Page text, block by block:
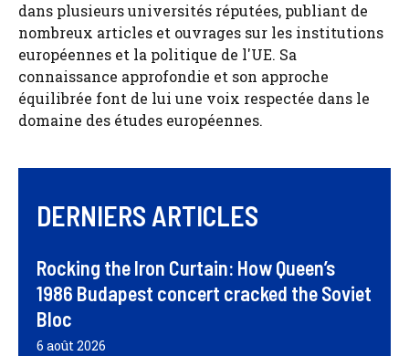
dans plusieurs universités réputées, publiant de
nombreux articles et ouvrages sur les institutions
européennes et la politique de l'UE. Sa
connaissance approfondie et son approche
équilibrée font de lui une voix respectée dans le
domaine des études européennes.
DERNIERS ARTICLES
Rocking the Iron Curtain: How Queen’s
1986 Budapest concert cracked the Soviet
Bloc
6 août 2026